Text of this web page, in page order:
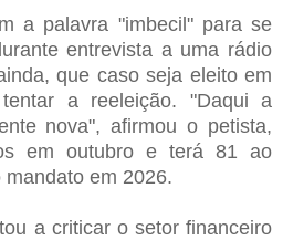
a palavra "imbecil" para se
entrevista a uma rádio
que caso seja eleito em
a reeleição. "Daqui a
nova", afirmou o petista,
em outubro e terá 81 ao
em 2026.
a criticar o setor financeiro